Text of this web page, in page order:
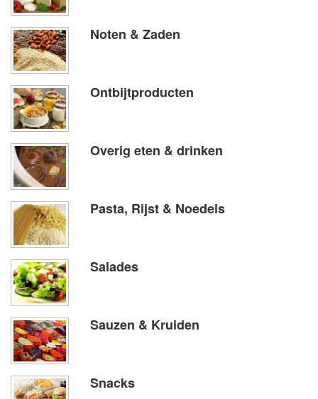
Noten & Zaden
Ontbijtproducten
Overig eten & drinken
Pasta, Rijst & Noedels
Salades
Sauzen & Kruiden
Snacks